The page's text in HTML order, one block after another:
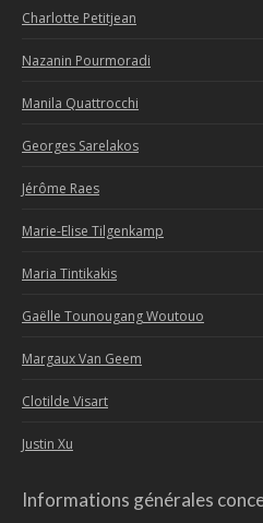
Charlotte Petitjean
Nazanin Pourmoradi
Manila Quattrocchi
Georges Sarelakos
Jérôme Raes
Marie-Elise Tilgenkamp
Maria Tintikakis
Gaëlle Tounougang Woutouo
Margaux Van Geem
Clotilde Visart
Justin Xu
Informations générales